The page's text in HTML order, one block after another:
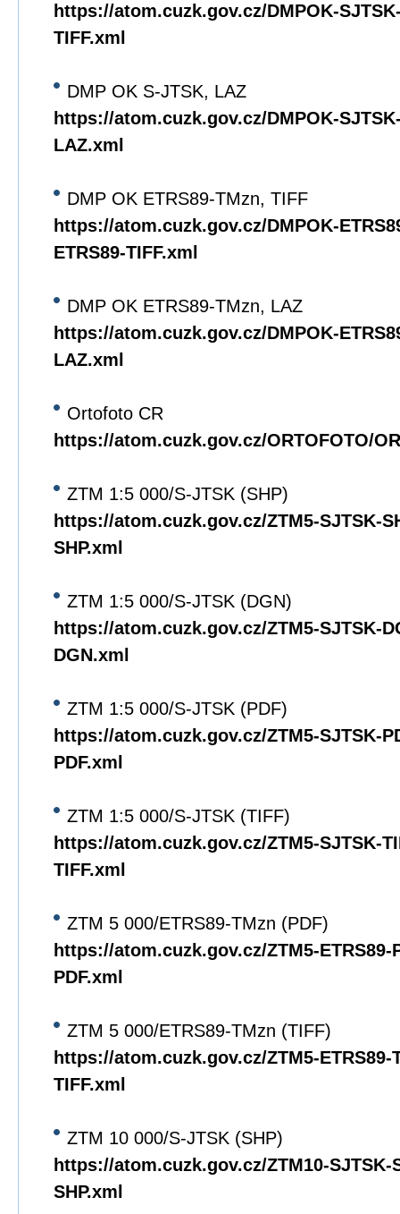
https://atom.cuzk.gov.cz/DMPOK-
TIFF.xml
DMP OK S-JTSK, LAZ
https://atom.cuzk.gov.cz/DMPOK-
LAZ.xml
DMP OK ETRS89-TMzn, TIFF
https://atom.cuzk.gov.cz/DMPOK-
ETRS89-TIFF.xml
DMP OK ETRS89-TMzn, LAZ
https://atom.cuzk.gov.cz/DMPOK-
LAZ.xml
Ortofoto CR
https://atom.cuzk.gov.cz/ORTOFOTO/
ZTM 1:5 000/S-JTSK (SHP)
https://atom.cuzk.gov.cz/ZTM5-SJTSK-
SHP.xml
ZTM 1:5 000/S-JTSK (DGN)
https://atom.cuzk.gov.cz/ZTM5-SJTSK-
DGN.xml
ZTM 1:5 000/S-JTSK (PDF)
https://atom.cuzk.gov.cz/ZTM5-SJTSK-
PDF.xml
ZTM 1:5 000/S-JTSK (TIFF)
https://atom.cuzk.gov.cz/ZTM5-SJTSK-
TIFF.xml
ZTM 5 000/ETRS89-TMzn (PDF)
https://atom.cuzk.gov.cz/ZTM5-ETRS89-
PDF.xml
ZTM 5 000/ETRS89-TMzn (TIFF)
https://atom.cuzk.gov.cz/ZTM5-ETRS89-
TIFF.xml
ZTM 10 000/S-JTSK (SHP)
https://atom.cuzk.gov.cz/ZTM10-SJTSK-
SHP.xml